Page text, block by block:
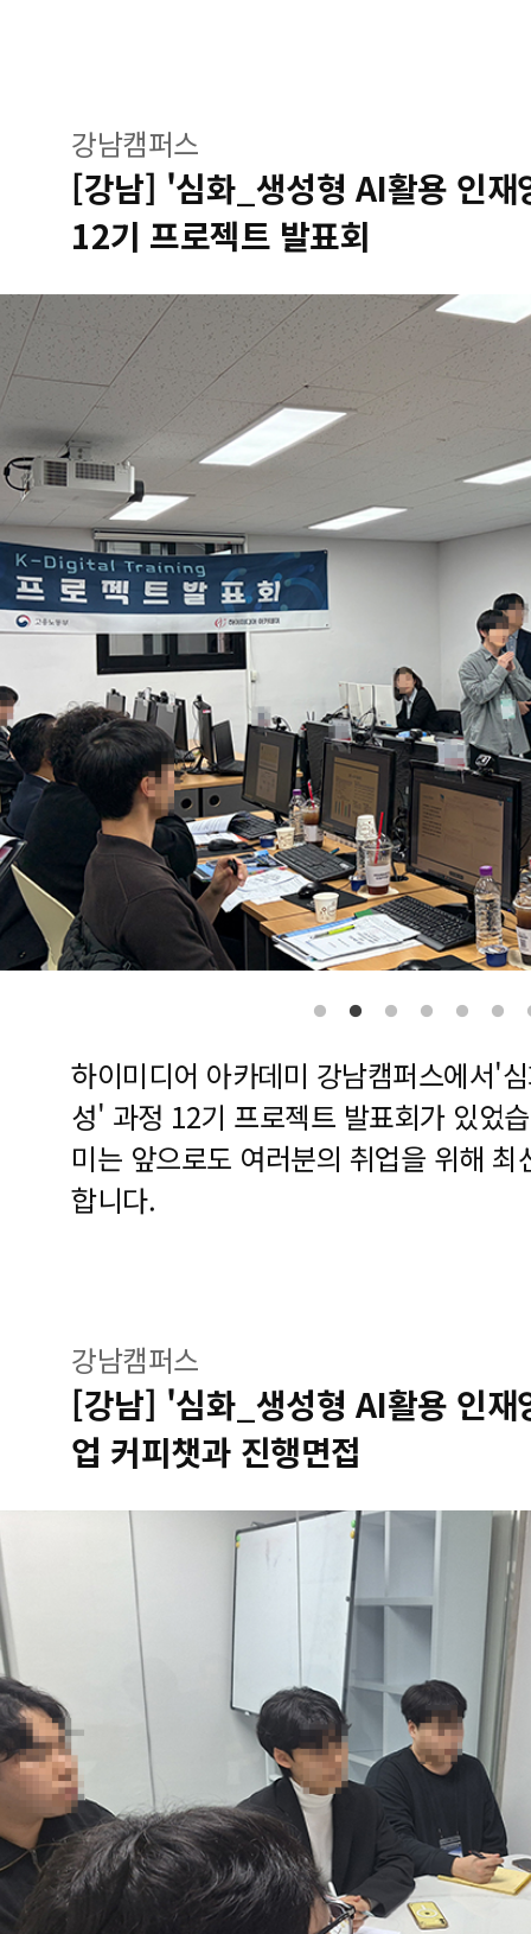
강남캠퍼스
[강남] '심화_생성형 AI활용 인재
12기 프로젝트 발표회
하이미디어 아카데미 강남캠퍼스에서'
성' 과정 12기 프로젝트 발표회가 있었
미는 앞으로도 여러분의 취업을 위해
합니다.
강남캠퍼스
[강남] '심화_생성형 AI활용 인재
업 커피챗과 진행면접